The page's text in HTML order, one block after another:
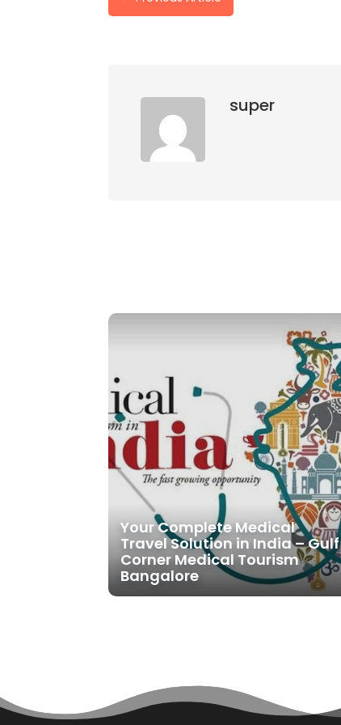
super
Your Complete Medical
Travel Solution in India – Gulf
Corner Medical Tourism
Bangalore